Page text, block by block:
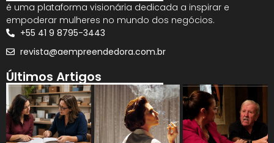
é uma plataforma visionária dedicada a inspirar e
empoderar mulheres no mundo dos negócios.
+55 41 9 8795-3443
revista@aempreendedora.com.br
Últimos Artigos